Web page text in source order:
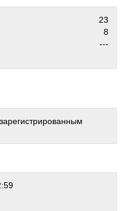
23
8
---